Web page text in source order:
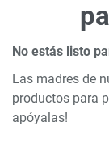
No estás listo
Las madres de
productos para
apóyalas!